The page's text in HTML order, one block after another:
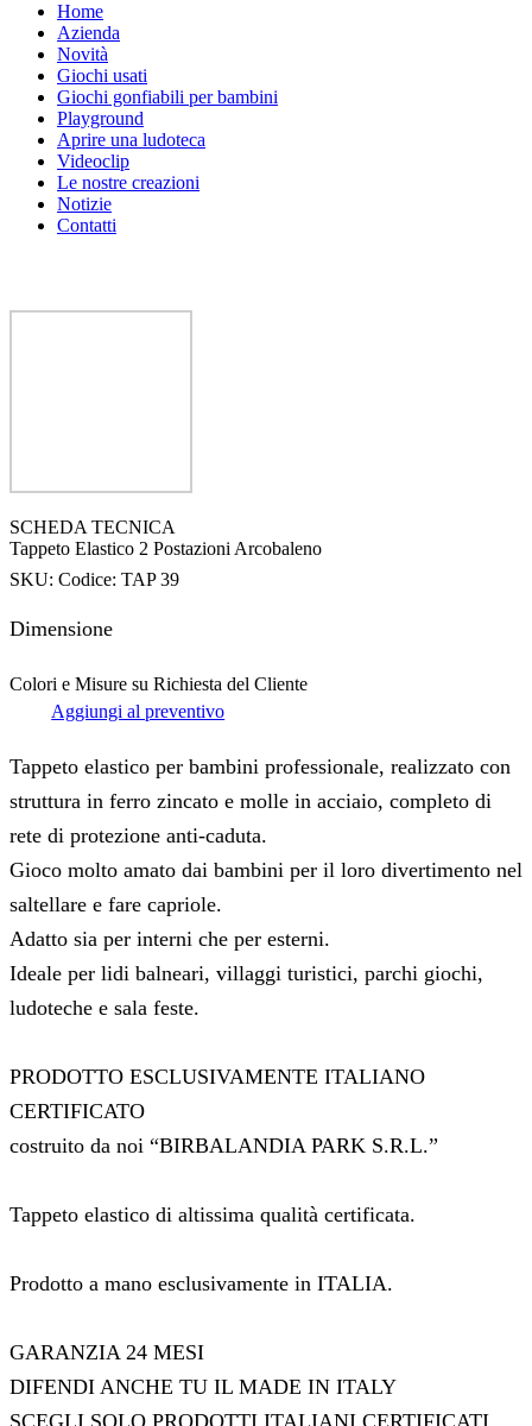
Home
Azienda
Novità
Giochi usati
Giochi gonfiabili per bambini
Playground
Aprire una ludoteca
Videoclip
Le nostre creazioni
Notizie
Contatti
SCHEDA TECNICA
Tappeto Elastico 2 Postazioni Arcobaleno
SKU: Codice: TAP 39
Dimensione
Colori e Misure su Richiesta del Cliente
Aggiungi al preventivo
Tappeto elastico per bambini professionale, realizzato con
struttura in ferro zincato e molle in acciaio, completo di
rete di protezione anti-caduta.
Gioco molto amato dai bambini per il loro divertimento nel
saltellare e fare capriole.
Adatto sia per interni che per esterni.
Ideale per lidi balneari, villaggi turistici, parchi giochi,
ludoteche e sala feste.
PRODOTTO ESCLUSIVAMENTE ITALIANO
CERTIFICATO
costruito da noi “BIRBALANDIA PARK S.R.L.”
Tappeto elastico di altissima qualità certificata.
Prodotto a mano esclusivamente in ITALIA.
GARANZIA 24 MESI
DIFENDI ANCHE TU IL MADE IN ITALY